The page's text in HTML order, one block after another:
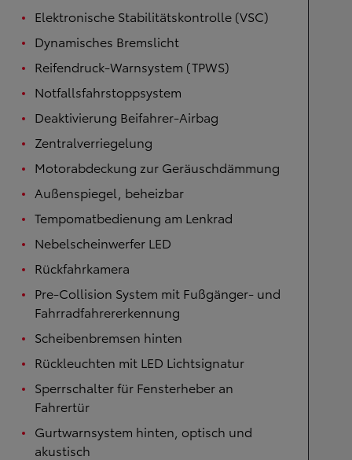
Elektronische Stabilitätskontrolle (VSC)
Dynamisches Bremslicht
Reifendruck-Warnsystem (TPWS)
Notfallsfahrstoppsystem
Deaktivierung Beifahrer-Airbag
Zentralverriegelung
Motorabdeckung zur Geräuschdämmung
Außenspiegel, beheizbar
Tempomatbedienung am Lenkrad
Nebelscheinwerfer LED
Rückfahrkamera
Pre-Collision System mit Fußgänger- und
Fahrradfahrererkennung
Scheibenbremsen hinten
Rückleuchten mit LED Lichtsignatur
Sperrschalter für Fensterheber an
Fahrertür
Gurtwarnsystem hinten, optisch und
akustisch